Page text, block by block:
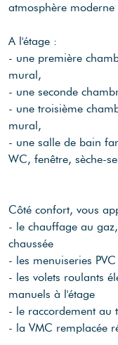
atmosphère moderne
A l'étage :
- une première
mural,
- une seconde
- une troisième
mural,
- une salle de bain
WC, fenêtre, sèche-
Côté confort, vous
- le chauffage au
chaussée
- les menuiseries
- les volets roulants
manuels à l'étage
- le raccordement au
- la VMC remplacée